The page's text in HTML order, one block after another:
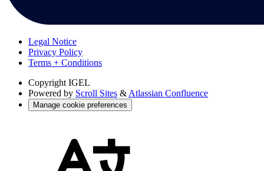
Legal Notice
Privacy Policy
Terms + Conditions
Copyright IGEL
Powered by Scroll Sites & Atlassian Confluence
Manage cookie preferences